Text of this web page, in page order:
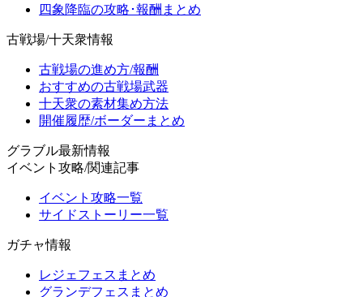
四象降臨の攻略･報酬まとめ
古戦場/十天衆情報
古戦場の進め方/報酬
おすすめの古戦場武器
十天衆の素材集め方法
開催履歴/ボーダーまとめ
グラブル最新情報
イベント攻略/関連記事
イベント攻略一覧
サイドストーリー一覧
ガチャ情報
レジェフェスまとめ
グランデフェスまとめ